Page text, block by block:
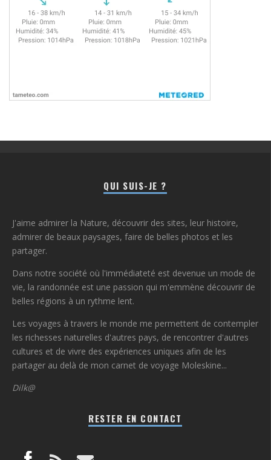
QUI SUIS-JE ?
J'aime admirer la Nature, découvrir des sites, leur histoire,
admirer de beaux paysages, faire de belles photos et les
partager.
Dans notre société où l'immédiateté est devenue un mode de
vie, la randonnée est une passion qui m'emmène découvrir de
belles régions à un rythme lent.
Les voyages à travers le monde me permettent de contempler
les richesses naturelles d'autres pays, de rencontrer d'autres
cultures et de vivre des expériences uniques afin de les
partager au delà de mon carnet de voyage Moleskine...
Dilk@
RESTER EN CONTACT